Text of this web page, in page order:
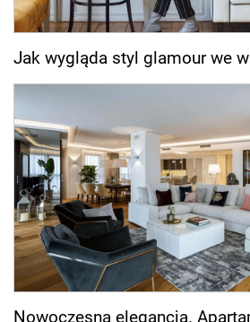
Jak wygląda styl glamour we
Nowoczesna elegancja.